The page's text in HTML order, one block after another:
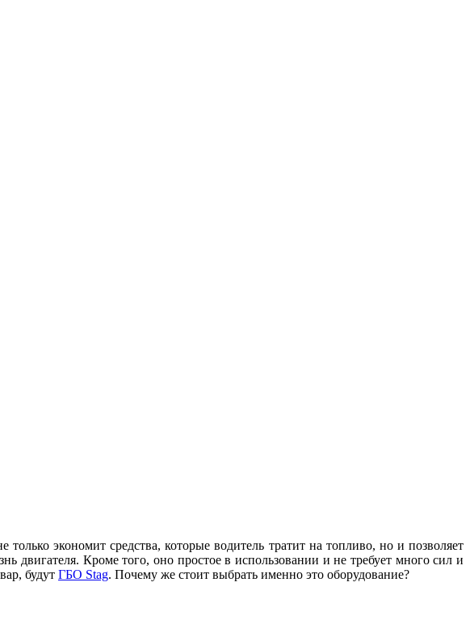
экономит средства, которые водитель тратит на топливо, но и позволяет
Кроме того, оно простое в использовании и не требует много сил и
будут ГБО Stag. Почему же стоит выбрать именно это оборудование?